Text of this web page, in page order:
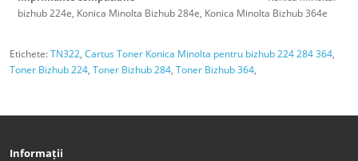
bizhub 224e, Konica Minolta Bizhub 284e, Konica Minolta Bizhub 364e
Etichete:TN322, Cartus Toner Konica Minolta pentru bizhub 224 284 364,
Toner Bizhub 224, Toner Bizhub 284, Toner Bizhub 364,
Informații